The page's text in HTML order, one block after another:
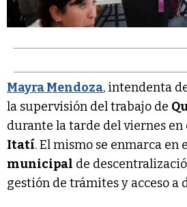
Mayra Mendoza, intendenta
la supervisión del trabajo de
durante la tarde del viernes en
Itatí. El mismo se enmarca en
municipal de
gestión de trámites y acceso a